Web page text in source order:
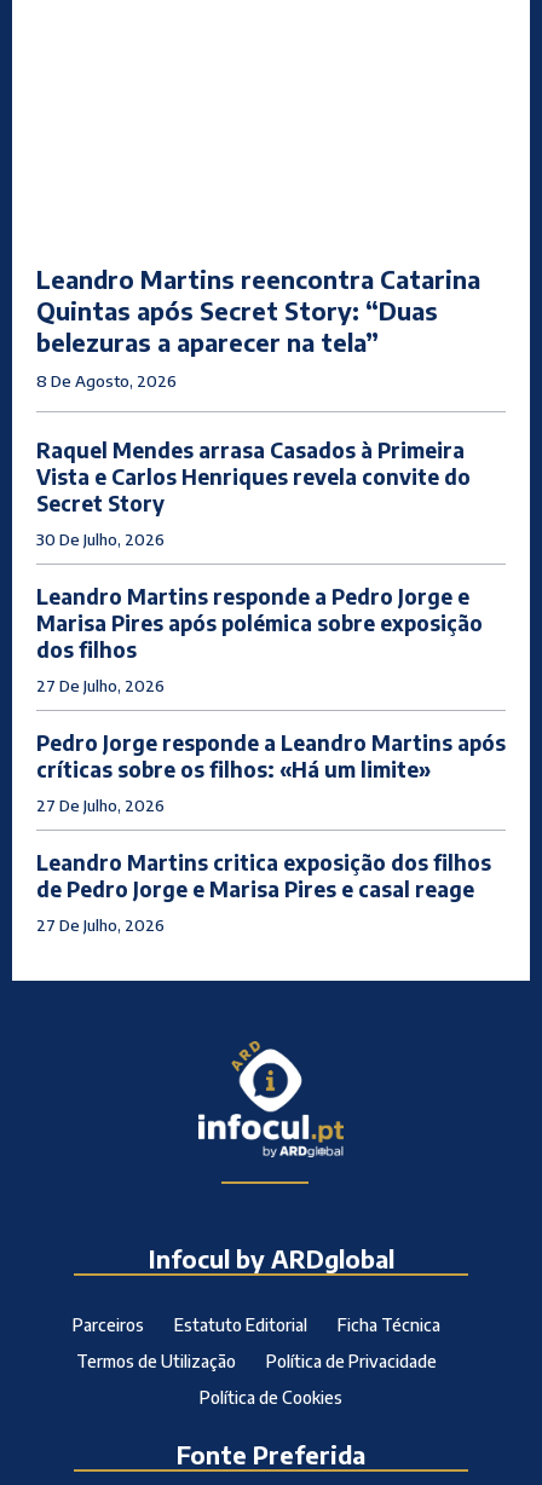
Leandro Martins reencontra Catarina
Quintas após Secret Story: “Duas
belezuras a aparecer na tela”
8 De Agosto, 2026
Raquel Mendes arrasa Casados à Primeira
Vista e Carlos Henriques revela convite do
Secret Story
30 De Julho, 2026
Leandro Martins responde a Pedro Jorge e
Marisa Pires após polémica sobre exposição
dos filhos
27 De Julho, 2026
Pedro Jorge responde a Leandro Martins após
críticas sobre os filhos: «Há um limite»
27 De Julho, 2026
Leandro Martins critica exposição dos filhos
de Pedro Jorge e Marisa Pires e casal reage
27 De Julho, 2026
Infocul by ARDglobal
Parceiros Estatuto Editorial
Ficha Técnica
Termos de Utilização
Política de Privacidade
Política de Cookies
Fonte Preferida